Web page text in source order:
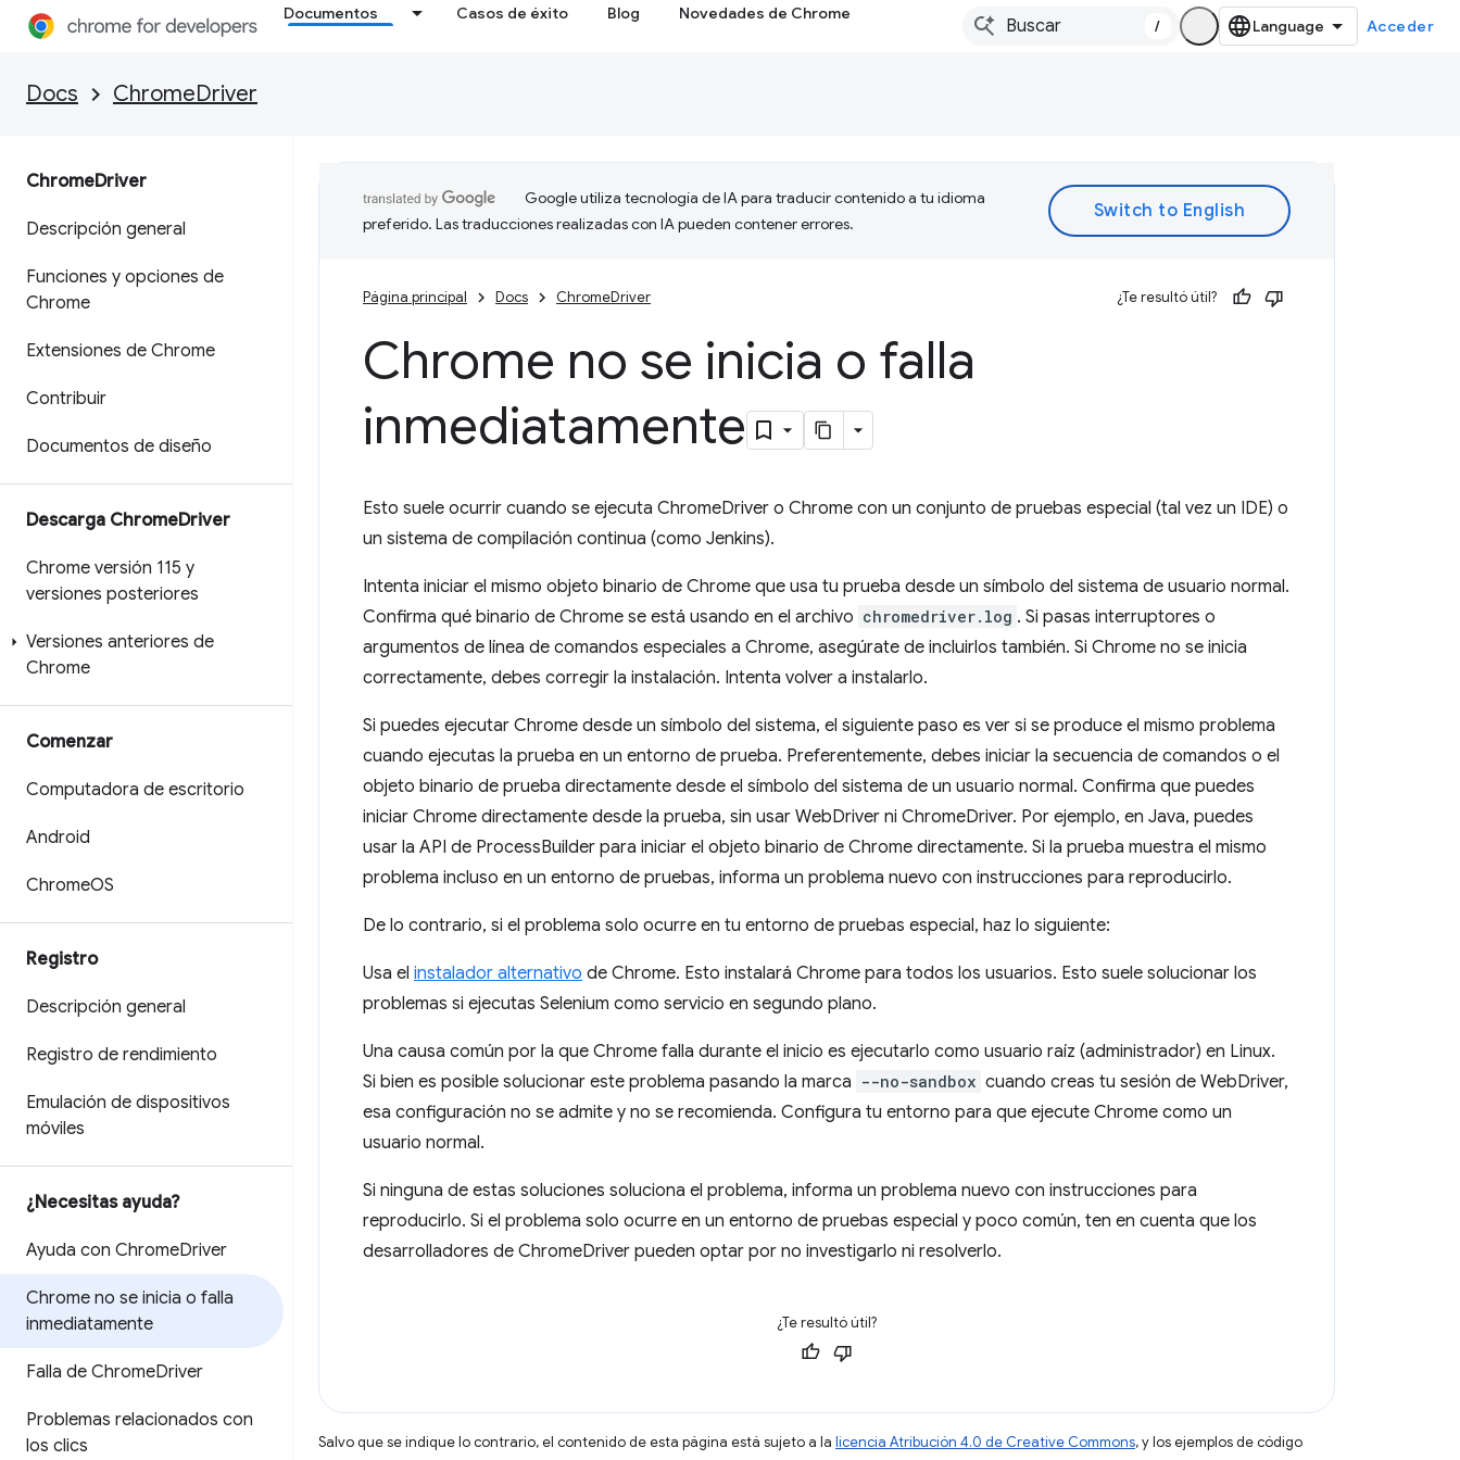
Documentos Casos de éxito Blog Novedades de Chrome
/ Acceder
Docs ChromeDriver
ChromeDriver
Descripción general
Funciones y opciones de
Chrome
Extensiones de Chrome
Contribuir
Documentos de diseño
Descarga ChromeDriver
Chrome versión 115 y
versiones posteriores
Versiones anteriores de
Chrome
Comenzar
Computadora de escritorio
Android
ChromeOS
Registro
Descripción general
Registro de rendimiento
Emulación de dispositivos
móviles
¿Necesitas ayuda?
Ayuda con ChromeDriver
Chrome no se inicia o falla
inmediatamente
Falla de ChromeDriver
Problemas relacionados con
los clics
Google utiliza tecnología de IA para traducir contenido a tu idioma
preferido. Las traducciones realizadas con IA pueden contener errores.
Página principal Docs ChromeDriver ¿Te resultó útil?
Chrome no se inicia o falla
inmediatamente
Esto suele ocurrir cuando se ejecuta ChromeDriver o Chrome con un conjunto de pruebas especial (tal vez un IDE) o
un sistema de compilación continua (como Jenkins).
Intenta iniciar el mismo objeto binario de Chrome que usa tu prueba desde un símbolo del sistema de usuario normal.
Confirma qué binario de Chrome se está usando en el archivo chromedriver.log . Si pasas interruptores o
argumentos de línea de comandos especiales a Chrome, asegúrate de incluirlos también. Si Chrome no se inicia
correctamente, debes corregir la instalación. Intenta volver a instalarlo.
Si puedes ejecutar Chrome desde un símbolo del sistema, el siguiente paso es ver si se produce el mismo problema
cuando ejecutas la prueba en un entorno de prueba. Preferentemente, debes iniciar la secuencia de comandos o el
objeto binario de prueba directamente desde el símbolo del sistema de un usuario normal. Confirma que puedes
iniciar Chrome directamente desde la prueba, sin usar WebDriver ni ChromeDriver. Por ejemplo, en Java, puedes
usar la API de ProcessBuilder para iniciar el objeto binario de Chrome directamente. Si la prueba muestra el mismo
problema incluso en un entorno de pruebas, informa un problema nuevo con instrucciones para reproducirlo.
De lo contrario, si el problema solo ocurre en tu entorno de pruebas especial, haz lo siguiente:
Usa el instalador alternativo de Chrome. Esto instalará Chrome para todos los usuarios. Esto suele solucionar los
problemas si ejecutas Selenium como servicio en segundo plano.
Una causa común por la que Chrome falla durante el inicio es ejecutarlo como usuario raíz (administrador) en Linux.
Si bien es posible solucionar este problema pasando la marca --no-sandbox cuando creas tu sesión de WebDriver,
esa configuración no se admite y no se recomienda. Configura tu entorno para que ejecute Chrome como un
usuario normal.
Si ninguna de estas soluciones soluciona el problema, informa un problema nuevo con instrucciones para
reproducirlo. Si el problema solo ocurre en un entorno de pruebas especial y poco común, ten en cuenta que los
desarrolladores de ChromeDriver pueden optar por no investigarlo ni resolverlo.
¿Te resultó útil?
Salvo que se indique lo contrario, el contenido de esta página está sujeto a la licencia Atribución 4.0 de Creative Commons, y los ejemplos de código